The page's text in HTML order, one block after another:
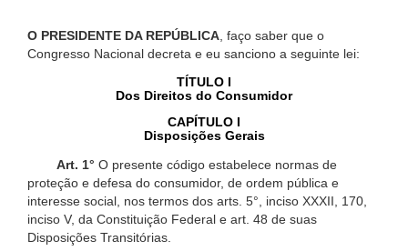
O PRESIDENTE DA REPÚBLICA , faço saber que o
Congresso Nacional decreta e eu sanciono a seguinte lei:
TÍTULO I
Dos Direitos do Consumidor
CAPÍTULO I
Disposições Gerais
Art. 1° O presente código estabelece normas de
proteção e defesa do consumidor, de ordem pública e
interesse social, nos termos dos arts. 5°, inciso XXXII, 170,
inciso V, da Constituição Federal e art. 48 de suas
Disposições Transitórias.